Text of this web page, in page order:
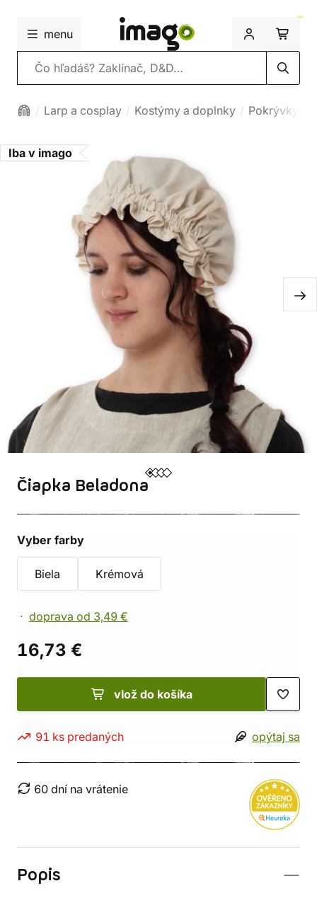
menu
Vyhľadávanie
Larp a cosplay Kostýmy a doplnky Pokrývky
Iba v imago
Čiapka Beladona
Vyber farby
Biela Krémová
doprava od 3,49 €
16,73 €
vlož do košíka
91 ks predaných opýtaj sa
60 dní na vrátenie
Popis